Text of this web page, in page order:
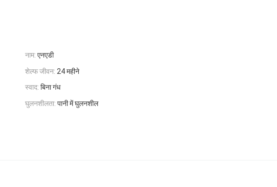
नाम: एनएडी
शेल्फ जीवन: 24 महीने
स्वाद: बिना गंध
घुलनशीलता: पानी में घुलनशील